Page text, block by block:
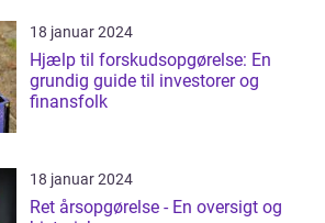
18 januar 2024
Hjælp til forskudsopgørelse: En
grundig guide til investorer og
finansfolk
18 januar 2024
Ret årsopgørelse - En oversigt og